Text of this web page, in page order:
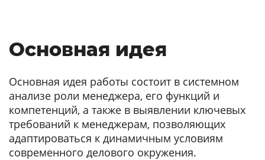
Основная идея
Основная идея работы состоит в системном
анализе роли менеджера, его функций и
компетенций, а также в выявлении ключевых
требований к менеджерам, позволяющих
адаптироваться к динамичным условиям
современного делового окружения.